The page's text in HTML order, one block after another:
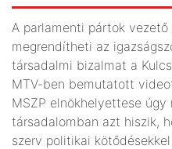
A parlamenti pártok
megrendítheti az
társadalmi bizalmat a
MTV-ben bemutatott
MSZP elnökhelyettese
társadalomban azt hiszik,
szerv politikai